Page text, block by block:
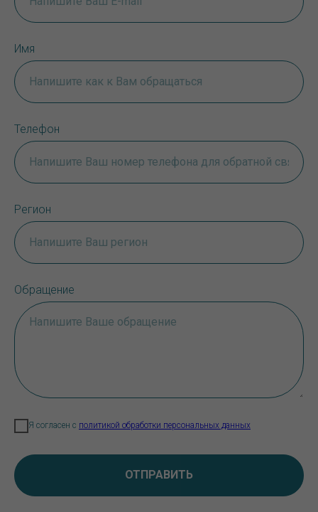
Имя
Телефон
Регион
Обращение
Я согласен с политикой обработки персональных данных
ОТПРАВИТЬ